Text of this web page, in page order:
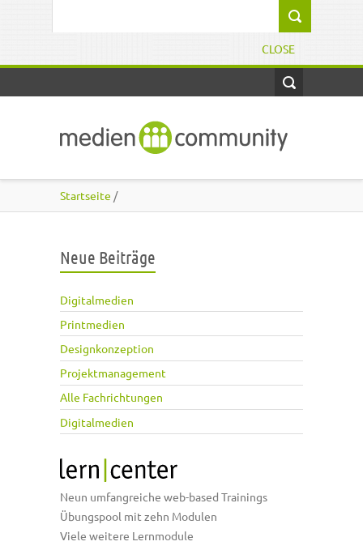
CLOSE
Startseite /
Neue Beiträge
Digitalmedien
Printmedien
Designkonzeption
Projektmanagement
Alle Fachrichtungen
Digitalmedien
Neun umfangreiche web-based Trainings
Übungspool mit zehn Modulen
Viele weitere Lernmodule